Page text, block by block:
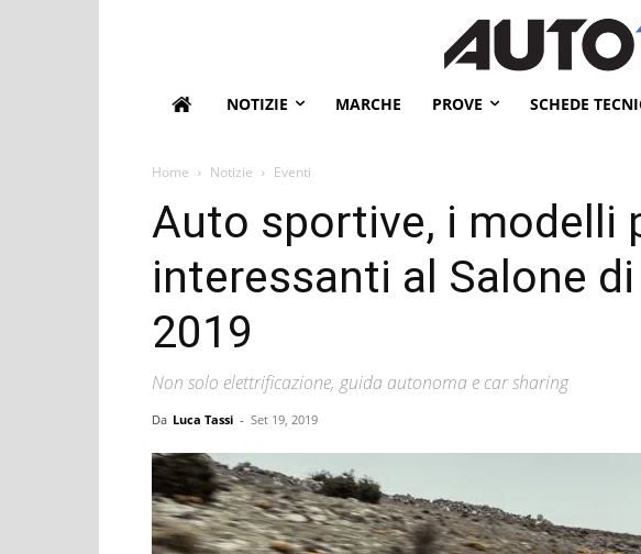
NOTIZIE MARCHE PROVE SCHEDE
Home Notizie Eventi
Auto sportive, i modelli
interessanti al Salone
2019
Non solo elettrificazione, guida autonoma e car sharing
Da Luca Tassi - Set 19, 2019